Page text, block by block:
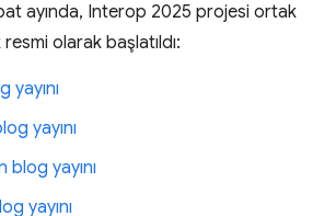
ayında, Interop 2025 projesi ortak
olarak başlatıldı:
yayını
yayını
yayını
yayını